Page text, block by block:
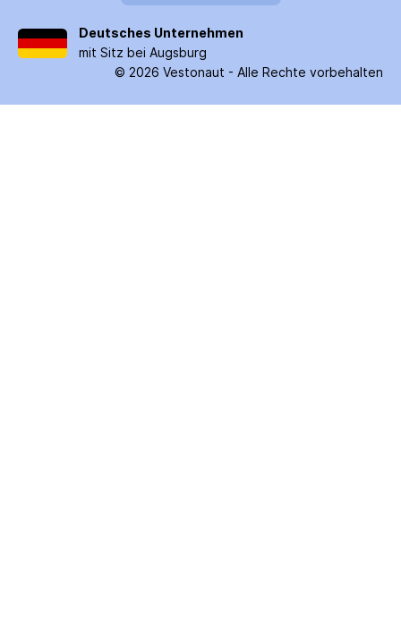
Deutsches Unternehmen
mit Sitz bei Augsburg
© 2026 Vestonaut - Alle Rechte vorbehalten